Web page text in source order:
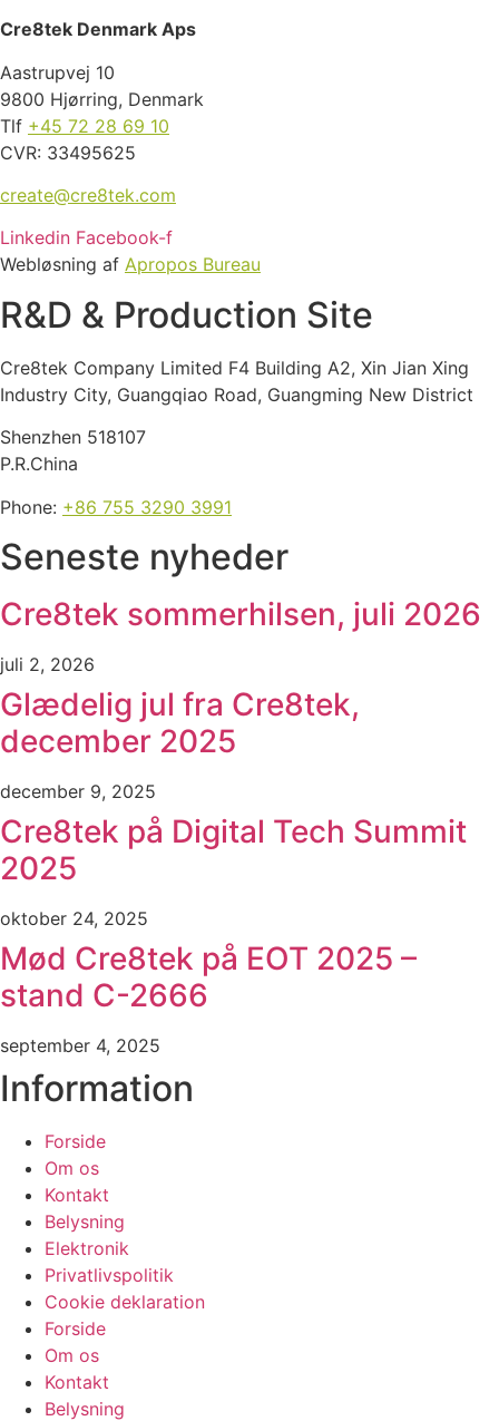
Cre8tek Denmark Aps
Aastrupvej 10
9800 Hjørring, Denmark
Tlf +45 72 28 69 10
CVR: 33495625
create@cre8tek.com
Linkedin Facebook-f
Webløsning af Apropos Bureau
R&D & Production Site
Cre8tek Company Limited F4 Building A2, Xin Jian Xing
Industry City, Guangqiao Road, Guangming New District
Shenzhen 518107
P.R.China
Phone: +86 755 3290 3991
Seneste nyheder
Cre8tek sommerhilsen, juli 2026
juli 2, 2026
Glædelig jul fra Cre8tek,
december 2025
december 9, 2025
Cre8tek på Digital Tech Summit
2025
oktober 24, 2025
Mød Cre8tek på EOT 2025 –
stand C-2666
september 4, 2025
Information
Forside
Om os
Kontakt
Belysning
Elektronik
Privatlivspolitik
Cookie deklaration
Forside
Om os
Kontakt
Belysning